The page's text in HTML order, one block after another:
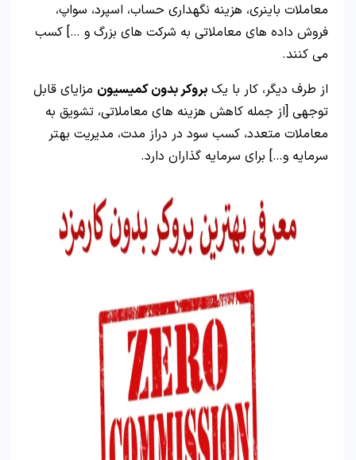
معاملات باینری، هزینه نگهداری حساب، اسپرد، سواپ،
فروش داده های معاملاتی به شرکت های بزرگ و …] کسب
می کنند.
از طرف دیگر، کار با یک بروکر بدون کمیسیون مزایای قابل
توجهی [از جمله کاهش هزینه های معاملاتی، تشویق به
معاملات متعدد، کسب سود در دراز مدت، مدیریت بهتر
سرمایه و…] برای سرمایه گذاران دارد.